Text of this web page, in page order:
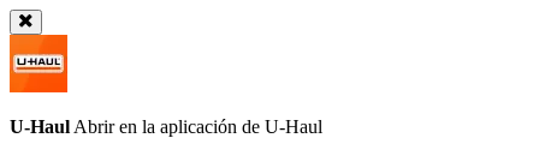
U-Haul Abrir en la aplicación de U-Haul